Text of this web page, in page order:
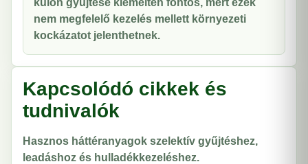
külön gyűjtése kiemelten fontos, mert ezek
nem megfelelő kezelés mellett környezeti
kockázatot jelenthetnek.
Kapcsolódó cikkek és
tudnivalók
Hasznos háttéranyagok szelektív gyűjtéshez,
leadáshoz és hulladékkezeléshez.